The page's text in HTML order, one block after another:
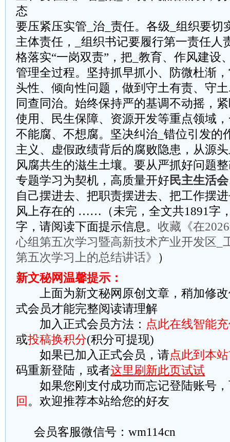
态
要压紧压实管_治_责任。各级_组织要切
主体责任，_组织书记要履行第一责任人
格落实“一岗双责”，把_教育、作风建设
管理全过程。坚持抓早抓小、防微杜渐
头性、倾向性问题，做到守土有责、守
同查同治。始终保持严的基调不动摇，
使用、民生保障、资源开发等重点领域
不能腐、不想腐。坚决纠治_错位引发的
主义、虚假政绩背后的腐败隐患，从源
风腐共生的滋生土壤。要从严抓好问题
专题学习为契机，高质量开好民主生活会
自己摆进去、把职责摆进去、把工作摆
风上存在的 ……（未完，全文共1891字
字，请阅读下面提示信息。 收藏《在
心组第五次学习暨高新技术产业开发区_
第五次学习上的总结讲话》
）
新文秘网温馨提示：
上面为新文秘网原创文章，稍加修改
式会员才能完整阅读请理解
加入正式会员方法： 点此在线智能
或投稿换积分(积分可提现)
如果已加入正式会员，请点此到本
码重新登陆，或者这里刷新此页试试
如果您刚支付成功而忘记登陆账号，
回 。欢迎推荐本站给您的好友
会员客服微信号：wm114cn